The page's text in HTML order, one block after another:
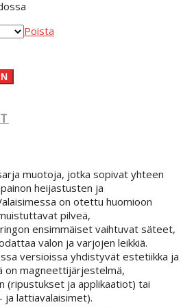
Poista
muotoja, jotka sopivat yhteen
heijastusten ja
on otettu huomioon
pilveä,
ensimmäiset vaihtuvat säteet,
valon ja varjojen leikkiä.
versioissa yhdistyvät estetiikka ja
on magneettijärjestelmä,
(ripustukset ja applikaatiot) tai
ja lattiavalaisimet).